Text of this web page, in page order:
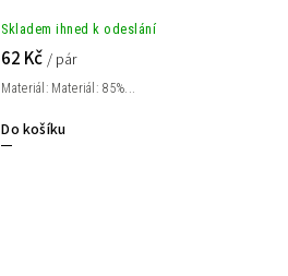
Skladem ihned k odeslání
62 Kč/ pár
Do košíku
Materiál: Materiál: 85%...